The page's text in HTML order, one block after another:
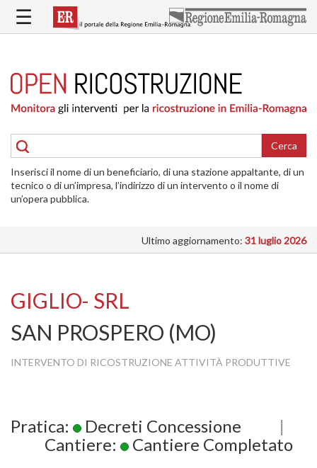
contenuto
RICOSTRUZIONE
PUBBLICA
DELLE
ABITAZIONI
RICOSTRUZIONE
ATTIVITÀ
INTERVENTI
SI
☰
Cerca
Inserisci il nome di un beneficiario, di una stazione appaltante, di un
tecnico o di un’impresa, l’indirizzo di un intervento o il nome di
un’opera pubblica.
Ultimo aggiornamento: 31 luglio 2026
GIGLIO- SRL
SAN PROSPERO (MO)
INTERVENTO DI RICOSTRUZIONE ATTIVITÀ PRODUTTIVE
Pratica: Decreti Concessione
|
Cantiere:
Cantiere Completato